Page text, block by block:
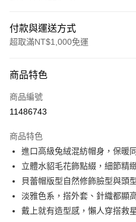
付款與運送方式
超取滿NT$1,000免運
信用卡一次付款
信用卡分期付款
合作金庫商業銀行
華南商業銀行
上海商業儲蓄銀行
國泰世華商業銀行
臺灣中小企業銀行
匯豐（台灣）商業銀行
聯邦商業銀行
6 期 0 利率 每期
華南商業銀行
上海商業儲蓄銀行
國泰世華商業銀行
臺灣中小企業銀行
超商取貨付款
LINE Pay
Apple Pay
商品特色
商品編號
11486743
商品特色
進口高級兔絨混紡帽身，保暖
立體水貂毛花飾點綴，細節精
貝蕾帽版型自然修飾臉型與頭
淡雅色系，搭外套、針織都顯
戴上就有造型感，懶人穿搭救